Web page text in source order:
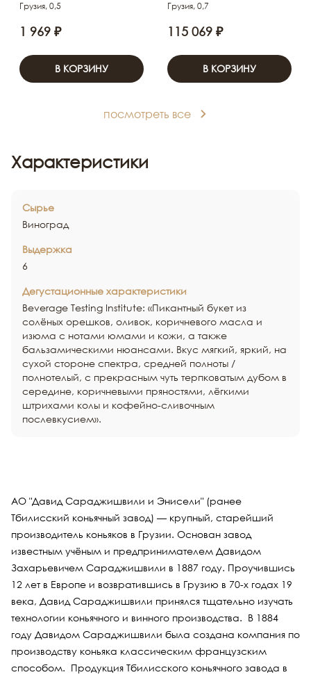
Грузия, 0,5
1 969 ₽
В КОРЗИНУ
Грузия, 0,7
115 069 ₽
В КОРЗИНУ
посмотреть все
Характеристики
АО "Давид Сараджишвили и Энисели" (ранее
Тбилисский коньячный завод) — крупный, старейший
производитель коньяков в Грузии. Основан завод
известным учёным и предпринимателем Давидом
Захарьевичем Сараджишвили в 1887 году. Проучившись
12 лет в Европе и возвратившись в Грузию в 70-х годах 19
века, Давид Сараджишвили принялся тщательно изучать
технологии коньячного и винного производства. В 1884
году Давидом Сараджишвили была создана компания по
производству коньяка классическим французским
способом. Продукция Тбилисского коньячного завода в
Сырье
Виноград
Выдержка
6
Дегустационные характеристики
Beverage Testing Institute: «Пикантный букет из
солёных орешков, оливок, коричневого масла и
изюма с нотами юмами и кожи, а также
бальзамическими нюансами. Вкус мягкий, яркий, на
сухой стороне спектра, средней полноты /
полнотелый, с прекрасным чуть терпковатым дубом в
середине, коричневыми пряностями, лёгкими
штрихами колы и кофейно-сливочным
послевкусием».